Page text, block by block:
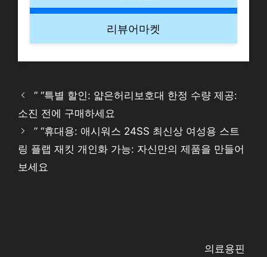
리뷰어마켓
” “특별 할인: 얇은허리보호대 한정 수량 제공:
소진 전에 구매하세요
” “휴대용: 애시워스 24SS 최신상 여성용 스트
링 플랩 재킷 개인화 가능: 자신만의 제품을 만들어
보세요
의료용핀